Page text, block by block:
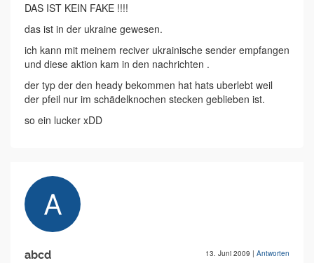
DAS IST KEIN FAKE !!!!
das ist in der ukraine gewesen.
ich kann mit meinem reciver ukrainische sender empfangen
und diese aktion kam in den nachrichten .
der typ der den heady bekommen hat hats uberlebt weil
der pfeil nur im schädelknochen stecken geblieben ist.
so ein lucker xDD
abcd 13. Juni 2009 | Antworten